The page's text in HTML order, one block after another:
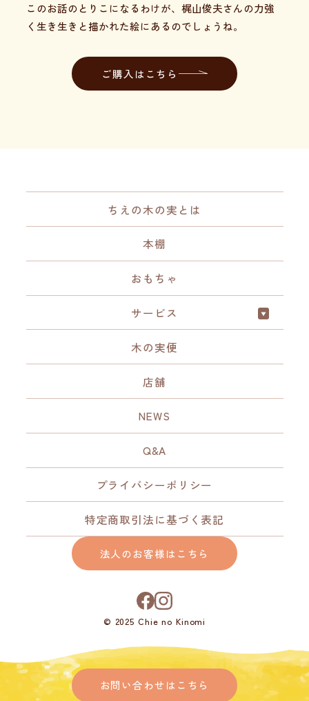
このお話のとりこになるわけが、梶山俊夫さんの力強
く生き生きと描かれた絵にあるのでしょうね。
ご購入はこちら
法人のお客様はこちら
© 2025 Chie no Kinomi
ちえの木の実とは
本棚
おもちゃ
サービス
木の実便
店舗
NEWS
Q&A
プライバシーポリシー
特定商取引法に基づく表記
お問い合わせはこちら